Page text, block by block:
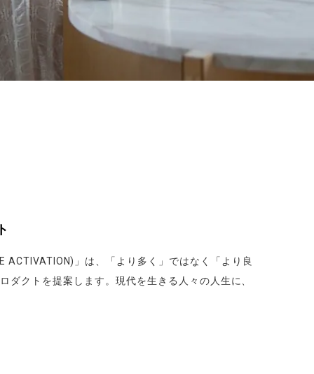
ACTIVATION)」は、「より多く」ではなく「より良
ダクトを提案します。現代を生きる人々の人生に、